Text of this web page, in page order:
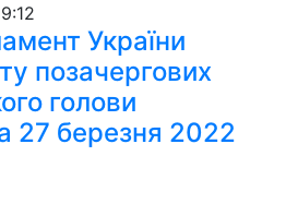
України
позачергових
голови
27 березня 2022